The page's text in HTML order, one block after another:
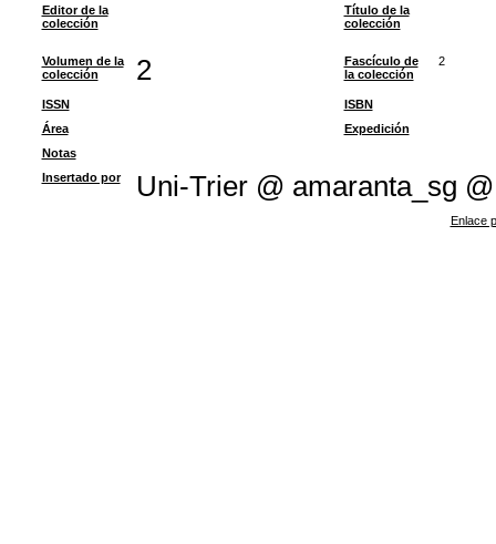
Editor de la
colección
Título de la
colección
Volumen de la
colección
2
Fascículo de
la colección
2
ISSN
ISBN
Área
Expedición
Notas
Insertado por
Uni-Trier @ amaranta_sg @
Enlace